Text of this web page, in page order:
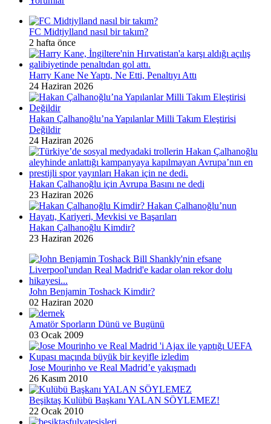
FC Midtjylland nasıl bir takım?
2 hafta önce
Harry Kane Ne Yaptı, Ne Etti, Penaltıyı Attı
24 Haziran 2026
Hakan Çalhanoğlu’na Yapılanlar Milli Takım Eleştirisi
Değildir
24 Haziran 2026
Hakan Çalhanoğlu için Avrupa Basını ne dedi
23 Haziran 2026
Hakan Çalhanoğlu Kimdir?
23 Haziran 2026
John Benjamin Toshack Kimdir?
02 Haziran 2020
Amatör Sporların Dünü ve Bugünü
03 Ocak 2009
Jose Mourinho ve Real Madrid’e yakışmadı
26 Kasım 2010
Beşiktaş Kulübü Başkanı YALAN SÖYLEMEZ!
22 Ocak 2010